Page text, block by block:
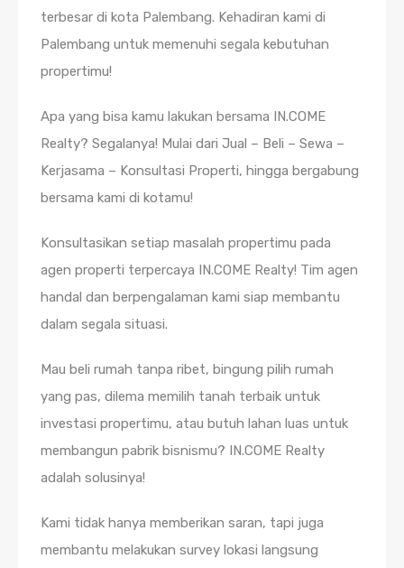
terbesar di kota Palembang. Kehadiran kami di
Palembang untuk memenuhi segala kebutuhan
propertimu!
Apa yang bisa kamu lakukan bersama IN.COME
Realty? Segalanya! Mulai dari Jual – Beli – Sewa –
Kerjasama – Konsultasi Properti, hingga bergabung
bersama kami di kotamu!
Konsultasikan setiap masalah propertimu pada
agen properti terpercaya IN.COME Realty! Tim agen
handal dan berpengalaman kami siap membantu
dalam segala situasi.
Mau beli rumah tanpa ribet, bingung pilih rumah
yang pas, dilema memilih tanah terbaik untuk
investasi propertimu, atau butuh lahan luas untuk
membangun pabrik bisnismu? IN.COME Realty
adalah solusinya!
Kami tidak hanya memberikan saran, tapi juga
membantu melakukan survey lokasi langsung